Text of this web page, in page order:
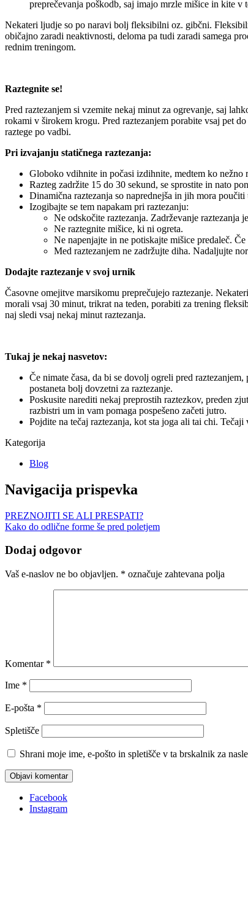
preprečevanja poškodb, saj imajo mrzle mišice in kite
Nekateri ljudje so po naravi bolj fleksibilni oz. gibčni.
običajno zaradi neaktivnosti, deloma pa tudi zaradi samega
rednim treningom.
Raztegnite se!
Pred raztezanjem si vzemite nekaj minut za ogrevanje, saj
rokami v širokem krogu. Pred raztezanjem porabite vsaj pet
raztege po vadbi.
Pri izvajanju statičnega raztezanja:
Globoko vdihnite in počasi izdihnite, medtem ko nežno
Razteg zadržite 15 do 30 sekund, se sprostite in nato
Dinamična raztezanja so naprednejša in jih mora
Izogibajte se tem napakam pri raztezanju:
Ne odskočite raztezanja. Zadrževanje raztezanja
Ne raztegnite mišice, ki ni ogreta.
Ne napenjajte in ne potiskajte mišice predaleč.
Med raztezanjem ne zadržujte diha. Nadaljujte
Dodajte raztezanje v svoj urnik
Časovne omejitve marsikomu preprečujejo raztezanje.
morali vsaj 30 minut, trikrat na teden, porabiti za trening
naj sledi vsaj nekaj minut raztezanja.
Tukaj je nekaj nasvetov:
Če nimate časa, da bi se dovolj ogreli pred
postaneta bolj dovzetni za raztezanje.
Poskusite narediti nekaj preprostih raztezkov, preden
razbistri um in vam pomaga pospešeno začeti jutro.
Pojdite na tečaj raztezanja, kot sta joga ali tai chi.
Kategorija
Blog
Navigacija prispevka
PREZNOJITI SE ALI PRESPATI?
Kako do odlične forme še pred poletjem
Dodaj odgovor
Vaš e-naslov ne bo objavljen. * označuje zahtevana polja
Komentar *
Ime *
E-pošta *
Spletišče
Shrani moje ime, e-pošto in spletišče v ta brskalnik za
Facebook
Instagram